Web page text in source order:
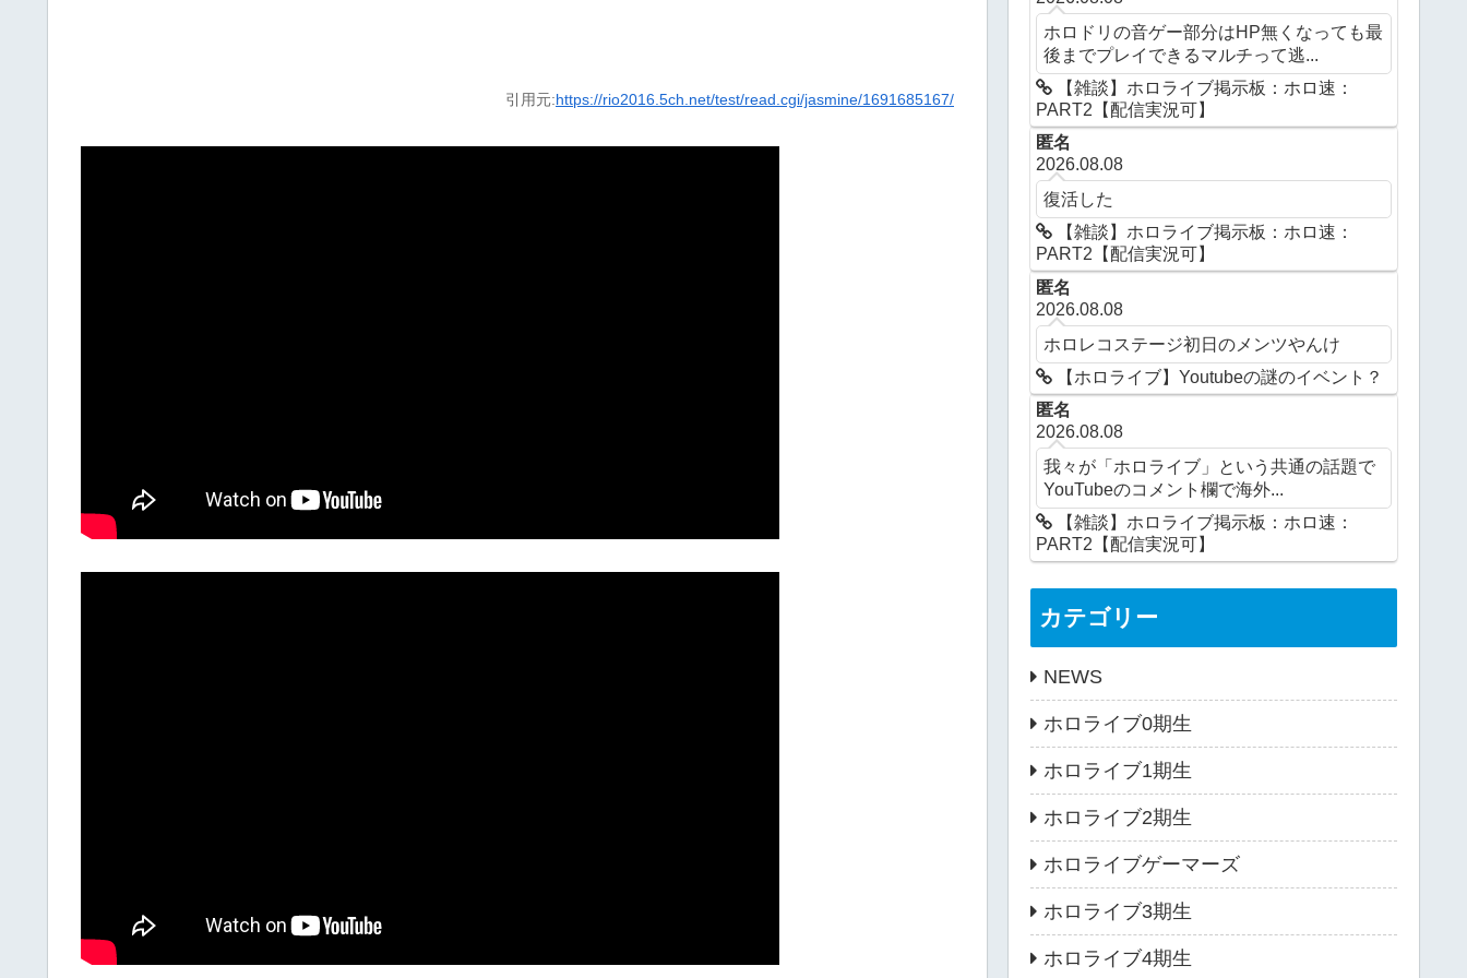
引用元:https://rio2016.5ch.net/test/read.cgi/jasmine/1691685167/
ホロドリの音ゲー部分はHP無くなっても最
後までプレイできるマルチって逃...
【雑談】ホロライブ掲示板：ホロ速：
PART2【配信実況可】
匿名
2026.08.08
復活した
【雑談】ホロライブ掲示板：ホロ速：
PART2【配信実況可】
匿名
2026.08.08
ホロレコステージ初日のメンツやんけ
【ホロライブ】Youtubeの謎のイベント？
匿名
2026.08.08
我々が「ホロライブ」という共通の話題で
YouTubeのコメント欄で海外...
【雑談】ホロライブ掲示板：ホロ速：
PART2【配信実況可】
カテゴリー
NEWS
ホロライブ0期生
ホロライブ1期生
ホロライブ2期生
ホロライブゲーマーズ
ホロライブ3期生
ホロライブ4期生